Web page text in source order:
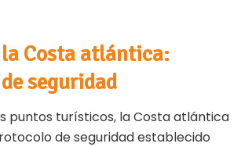
la Costa atlántica:
seguridad
puntos turísticos, la Costa atlántica
de seguridad establecido